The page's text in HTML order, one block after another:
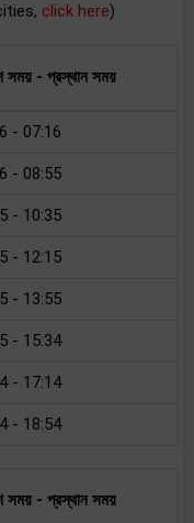
click here)
সময় - প্রস্থান সময়
- 07:16
- 08:55
- 10:35
- 12:15
- 13:55
- 15:34
- 17:14
- 18:54
সময় - প্রস্থান সময়